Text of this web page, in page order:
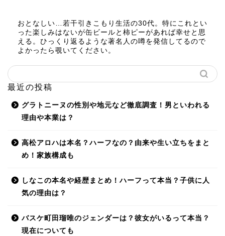
おとなしい…若干引きこもり生活の30代。特にこれとい
った楽しみはないが缶ビールと柿ピーがあれば幸せと思
える。ひっくり返るような著名人の噂を発信してるので
よかったら覗いてください。
最近の投稿
グラトニーヌの性別や地元など徹底調査！男といわれる
理由や本業は？
高松アロハは本名？ハーフなの？由来や生い立ちをまと
め！家族構成も
しなこの本名や経歴まとめ！ハーフって本当？子供に人
気の理由は？
バスケ町田瑠唯のジェンダーは？彼女がいるって本当？
現在についても